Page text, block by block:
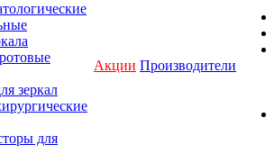
зеркал
для
Акции Производители